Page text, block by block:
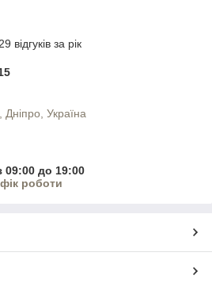
відгуків за рік
Україна
09:00 до 19:00
роботи